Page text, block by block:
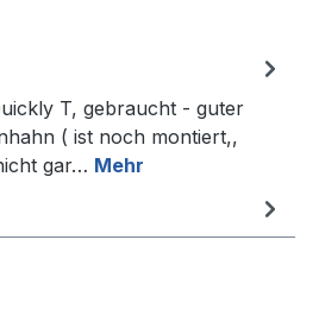
T, gebraucht - guter
( ist noch montiert,,
gar… Mehr